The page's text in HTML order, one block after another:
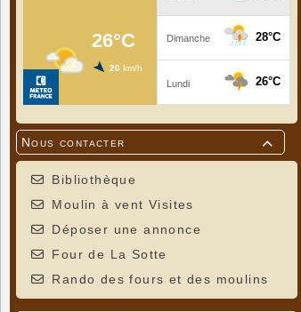

Nous contacter
Bibliothèque
Moulin à vent Visites
Déposer une annonce
Four de La Sotte
Rando des fours et des moulins